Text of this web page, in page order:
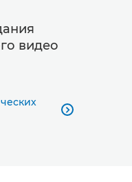
видео
